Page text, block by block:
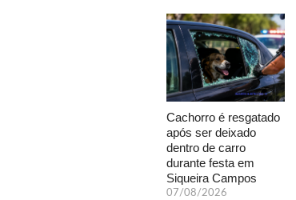
Cachorro é resgatado
após ser deixado
dentro de carro
durante festa em
Siqueira Campos
07/08/2026